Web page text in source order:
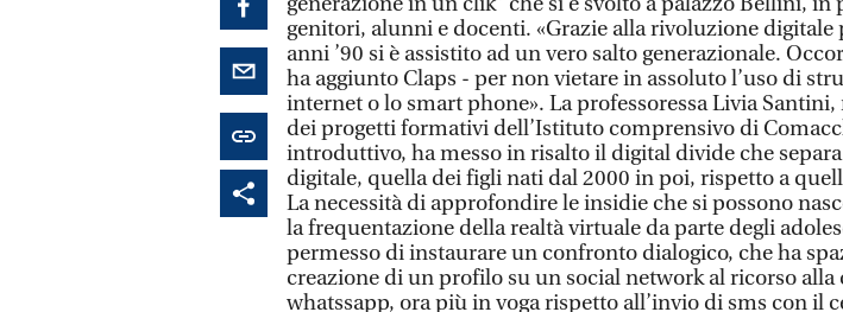
genitori, alunni e docenti. «Grazie alla rivoluzione digitale
anni ’90 si è assistito ad un vero salto generazionale.
ha aggiunto Claps - per non vietare in assoluto l’uso di
internet o lo smart phone». La professoressa Livia
dei progetti formativi dell’Istituto comprensivo di
introduttivo, ha messo in risalto il digital divide che
digitale, quella dei figli nati dal 2000 in poi, rispetto a
La necessità di approfondire le insidie che si possono
la frequentazione della realtà virtuale da parte degli
permesso di instaurare un confronto dialogico, che ha
creazione di un profilo su un social network al ricorso alla
whatssapp, ora più in voga rispetto all’invio di sms con il